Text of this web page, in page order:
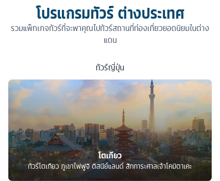
โปรแกรมทัวร์ ต่างประเทศ
รวมแพ็กเกจทัวร์ที่จะพาคุณไปทัวร์สถานที่ท่องเที่ยวยอดนิยมในต่าง
แดน
ทัวร์ญี่ปุ่น
โตเกียว
ทัวร์โตเกียว ภูเขาไฟฟูจิ ดิสนีย์แลนด์ สักการะศาลเจ้าโคมิตาเคะ